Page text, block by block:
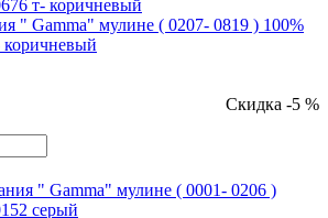
" Gamma" мулине ( 0207- 0819 ) 100%
Скидка -5 %